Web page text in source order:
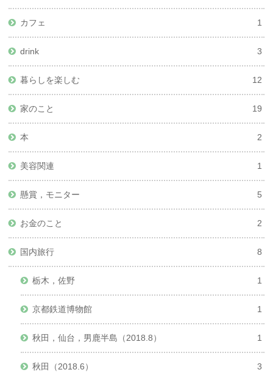
カフェ 1
drink 3
暮らしを楽しむ 12
家のこと 19
本 2
美容関連 1
懸賞，モニター 5
お金のこと 2
国内旅行 8
栃木，佐野 1
京都鉄道博物館 1
秋田，仙台，男鹿半島（2018.8） 1
秋田（2018.6） 3